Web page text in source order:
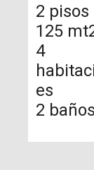
2 pisos
125
4
es
2 baños